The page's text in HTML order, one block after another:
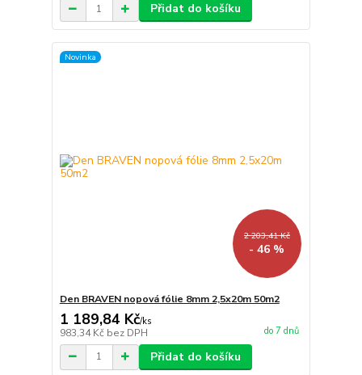
Přidat do košíku
Novinka
2 203,41 Kč
- 46 %
Den BRAVEN nopová fólie 8mm 2,5x20m 50m2
1 189,84 Kč/ks
983,34 Kč bez DPH do 7 dnů
Přidat do košíku